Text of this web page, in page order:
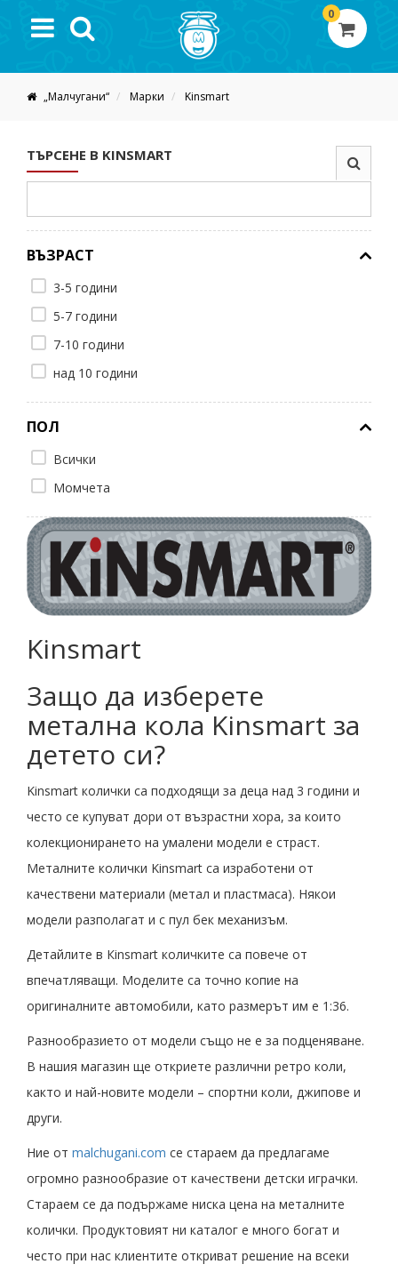
0
„Малчугани“ Марки Kinsmart
ТЪРСЕНЕ В KINSMART
ВЪЗРАСТ
3-5 години
5-7 години
7-10 години
над 10 години
ПОЛ
Всички
Момчета
Kinsmart
Защо да изберете
метална кола Kinsmart за
детето си?
Kinsmart колички са подходящи за деца над 3 години и
често се купуват дори от възрастни хора, за които
колекционирането на умалени модели е страст.
Металните колички Kinsmart са изработени от
качествени материали (метал и пластмаса). Някои
модели разполагат и с пул бек механизъм.
Детайлите в Кinsmart количките са повече от
впечатляващи. Моделите са точно копие на
оригиналните автомобили, като размерът им е 1:36.
Разнообразието от модели също не е за подценяване.
В нашия магазин ще откриете различни ретро коли,
както и най-новите модели – спортни коли, джипове и
други.
Ние от malchugani.com се стараем да предлагаме
огромно разнообразие от качествени детски играчки.
Стараем се да подържаме ниска цена на металните
колички. Продуктовият ни каталог е много богат и
често при нас клиентите откриват решение на всеки